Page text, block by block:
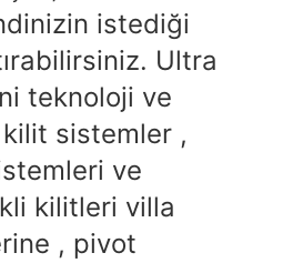
istediği
Ultra
teknoloji ve
sistemler ,
ve
kilitleri villa
, pivot